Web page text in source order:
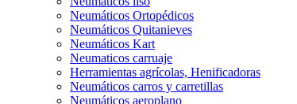
Neumáticos Ortopédicos
Neumáticos Quitanieves
Neumáticos Kart
Neumaticos carruaje
Herramientas agrícolas, Henificadoras
Neumáticos carros y carretillas
Neumáticos aeroplano